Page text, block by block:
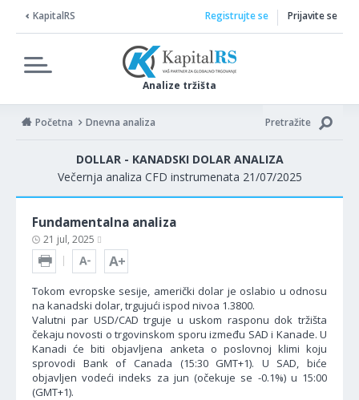
KapitalRS
Analize tržišta
Registrujte se Prijavite se
Početna Dnevna analiza Pretražite
DOLLAR - KANADSKI DOLAR ANALIZA
Večernja analiza CFD instrumenata 21/07/2025
Fundamentalna analiza
21 jul, 2025
Tokom evropske sesije, američki dolar je oslabio u odnosu
na kanadski dolar, trgujući ispod nivoa 1.3800.
Valutni par USD/CAD trguje u uskom rasponu dok tržišta
čekaju novosti o trgovinskom sporu između SAD i Kanade. U
Kanadi će biti objavljena anketa o poslovnoj klimi koju
sprovodi Bank of Canada (15:30 GMT+1). U SAD, biće
objavljen vodeći indeks za jun (očekuje se -0.1%) u 15:00
(GMT+1).